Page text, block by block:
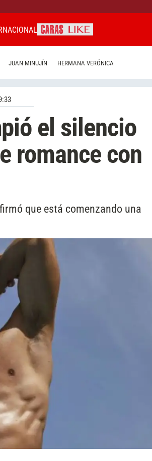
JUAN MINUJÍN HERMANA VERÓNICA
el silencio
romance con
que está comenzando una